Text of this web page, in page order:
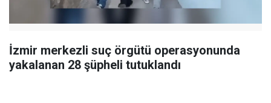
İzmir merkezli suç örgütü operasyonunda
yakalanan 28 şüpheli tutuklandı